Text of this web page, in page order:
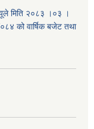
मिति २०८३ ।०३ ।
को वार्षिक बजेट तथा